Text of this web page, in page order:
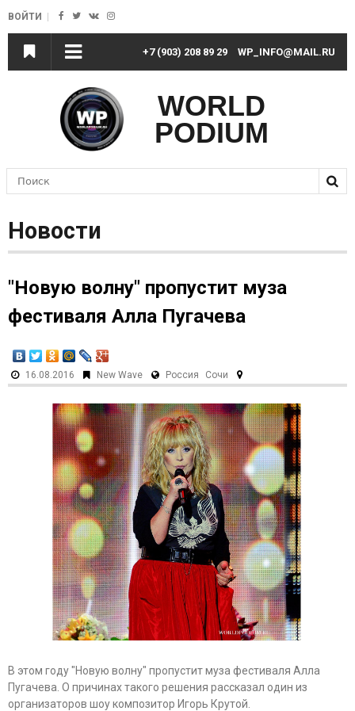
+7 (903) 208 89 29 WP_INFO@MAIL.RU
ВОЙТИ
WORLD
PODIUM
Форма поиска
Новости
"Новую волну" пропустит муза
фестиваля Алла Пугачева
16.08.2016 New Wave Россия Сочи
В этом году "Новую волну" пропустит муза фестиваля Алла
Пугачева. О причинах такого решения рассказал один из
организаторов шоу композитор Игорь Крутой.